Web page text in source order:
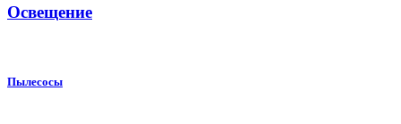
Освещение
Пылесосы